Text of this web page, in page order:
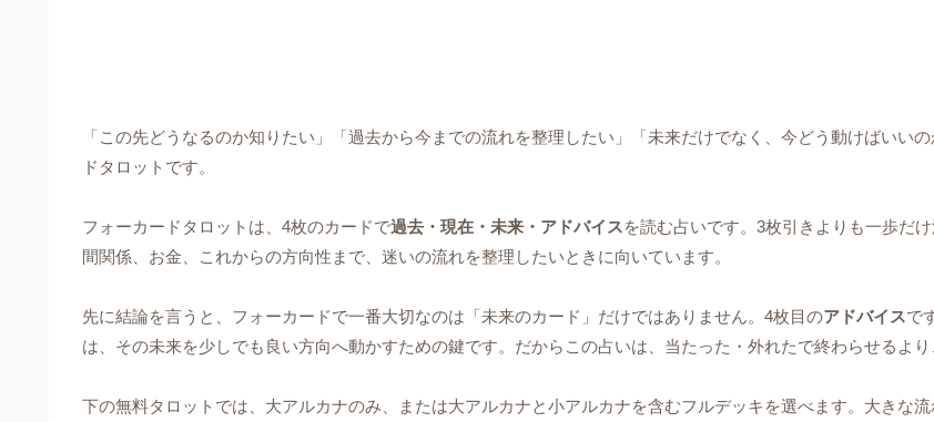
「この先どうなるのか知りたい」「過去から今までの流れを整理したい」「未来だけでなく、今どう動けばいい
ドタロットです。
フォーカードタロットは、4枚のカードで過去・現在・未来・アドバイスを読む占いです。3枚引きよりも一歩だ
間関係、お金、これからの方向性まで、迷いの流れを整理したいときに向いています。
先に結論を言うと、フォーカードで一番大切なのは「未来のカード」だけではありません。4枚目のアドバイスで
は、その未来を少しでも良い方向へ動かすための鍵です。だからこの占いは、当たった・外れたで終わらせるより
下の無料タロットでは、大アルカナのみ、または大アルカナと小アルカナを含むフルデッキを選べます。大きな